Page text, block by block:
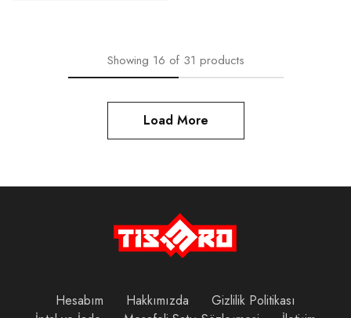
Showing 16 of 31 products
Load More
Hesabım Hakkımızda
Gizlilik Politikası